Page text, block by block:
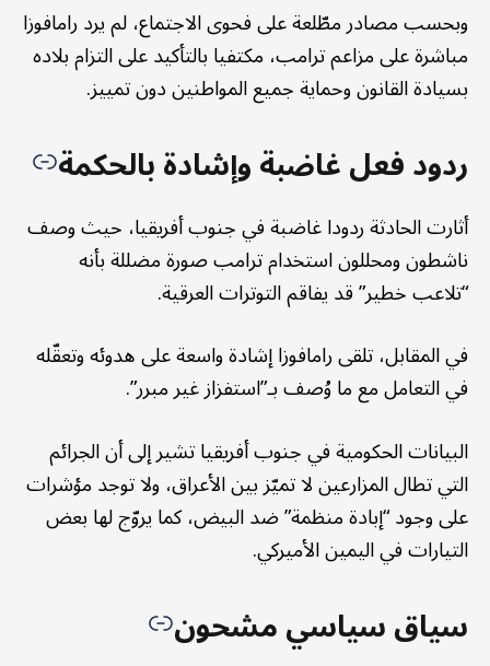
وبحسب مصادر مطّلعة على فحوى الاجتماع، لم يرد رامافوزا
مباشرة على مزاعم ترامب، مكتفيا بالتأكيد على التزام بلاده
بسيادة القانون وحماية جميع المواطنين دون تمييز.
ردود فعل غاضبة وإشادة بالحكمة
أثارت الحادثة ردودا غاضبة في جنوب أفريقيا، حيث وصف
ناشطون ومحللون استخدام ترامب صورة مضللة بأنه
“تلاعب خطير” قد يفاقم التوترات العرقية.
في المقابل، تلقى رامافوزا إشادة واسعة على هدوئه وتعقّله
في التعامل مع ما وُصف بـ”استفزاز غير مبرر”.
البيانات الحكومية في جنوب أفريقيا تشير إلى أن الجرائم
التي تطال المزارعين لا تميّز بين الأعراق، ولا توجد مؤشرات
على وجود “إبادة منظمة” ضد البيض، كما يروّج لها بعض
التيارات في اليمين الأميركي.
سياق سياسي مشحون